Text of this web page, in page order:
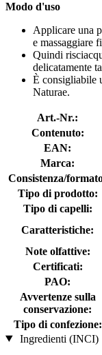
Modo d'uso
Applicare una
e massaggiare
Quindi
delicatamente
È consigliabile
Naturae.
Art.-Nr.:
Contenuto:
EAN:
Marca:
Consistenza/
Tipo di prodotto:
Tipo di capelli:
Caratteristiche:
Note olfattive:
Certificati:
PAO:
Avvertenze sulla
conservazione:
Tipo di confezione:
Ingredienti (INCI)